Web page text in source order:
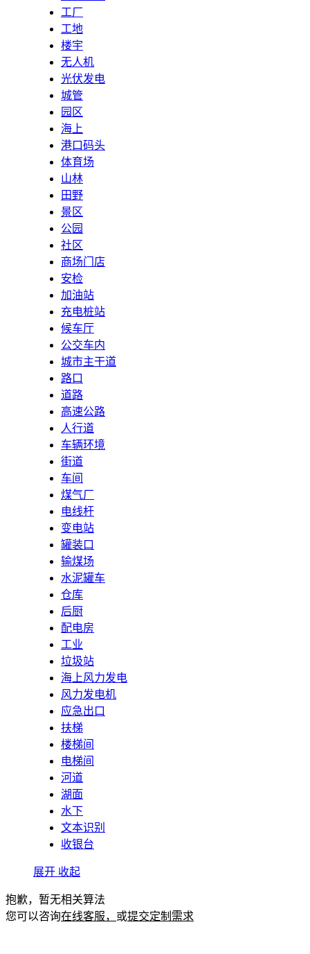
工厂
工地
楼宇
无人机
光伏发电
城管
园区
海上
港口码头
体育场
山林
田野
景区
公园
社区
商场门店
安检
加油站
充电桩站
候车厅
公交车内
城市主干道
路口
道路
高速公路
人行道
车辆环境
街道
车间
煤气厂
电线杆
变电站
罐装口
输煤场
水泥罐车
仓库
后厨
配电房
工业
垃圾站
海上风力发电
风力发电机
应急出口
扶梯
楼梯间
电梯间
河道
湖面
水下
文本识别
收银台
展开 收起
抱歉，暂无相关算法
您可以咨询在线客服， 或提交定制需求